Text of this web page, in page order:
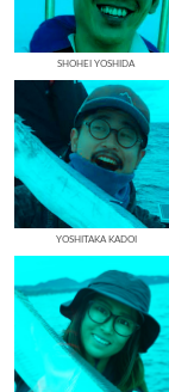
SHOHEI YOSHIDA
YOSHITAKA KADOI